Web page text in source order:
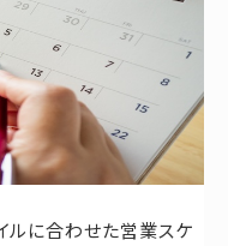
ルに合わせた営業スケ